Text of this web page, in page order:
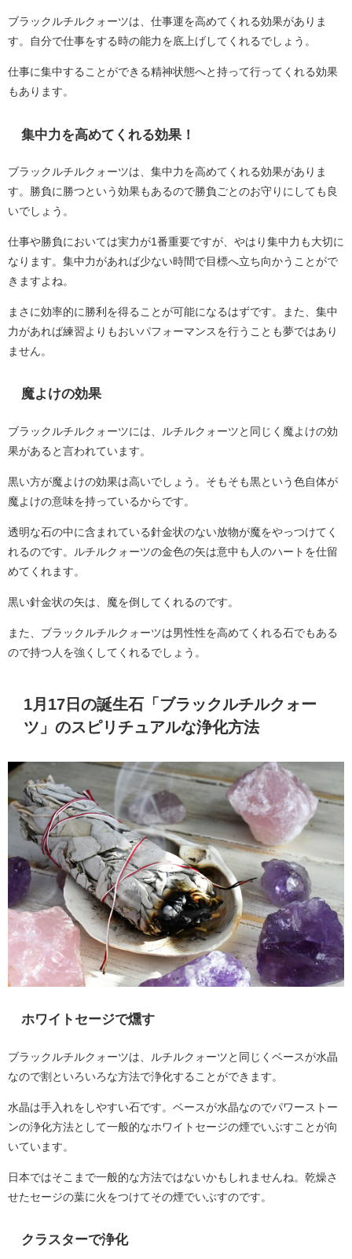
ブラックルチルクォーツは、仕事運を高めてくれる効果がありま
す。自分で仕事をする時の能力を底上げしてくれるでしょう。
仕事に集中することができる精神状態へと持って行ってくれる効果
もあります。
集中力を高めてくれる効果！
ブラックルチルクォーツは、集中力を高めてくれる効果がありま
す。勝負に勝つという効果もあるので勝負ごとのお守りにしても良
いでしょう。
仕事や勝負においては実力が1番重要ですが、やはり集中力も大切に
なります。集中力があれば少ない時間で目標へ立ち向かうことがで
きますよね。
まさに効率的に勝利を得ることが可能になるはずです。また、集中
力があれば練習よりもおいパフォーマンスを行うことも夢ではあり
ません。
魔よけの効果
ブラックルチルクォーツには、ルチルクォーツと同じく魔よけの効
果があると言われています。
黒い方が魔よけの効果は高いでしょう。そもそも黒という色自体が
魔よけの意味を持っているからです。
透明な石の中に含まれている針金状のない放物が魔をやっつけてく
れるのです。ルチルクォーツの金色の矢は意中も人のハートを仕留
めてくれます。
黒い針金状の矢は、魔を倒してくれるのです。
また、ブラックルチルクォーツは男性性を高めてくれる石でもある
ので持つ人を強くしてくれるでしょう。
1月17日の誕生石「ブラックルチルクォー
ツ」のスピリチュアルな浄化方法
ホワイトセージで燻す
ブラックルチルクォーツは、ルチルクォーツと同じくベースが水晶
なので割といろいろな方法で浄化することができます。
水晶は手入れをしやすい石です。ベースが水晶なのでパワーストー
ンの浄化方法として一般的なホワイトセージの煙でいぶすことが向
いています。
日本ではそこまで一般的な方法ではないかもしれませんね。乾燥さ
せたセージの葉に火をつけてその煙でいぶすのです。
クラスターで浄化